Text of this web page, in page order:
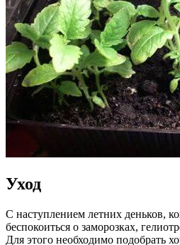
Уход
С наступлением летних деньков,
беспокоиться о заморозках,
Для этого необходимо подобрать